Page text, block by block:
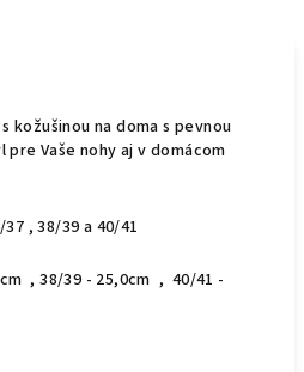
kožušinou na doma s pevnou
Vaše nohy aj v domácom
, 38/39 a 40/41
, 38/39 - 25,0cm , 40/41 -